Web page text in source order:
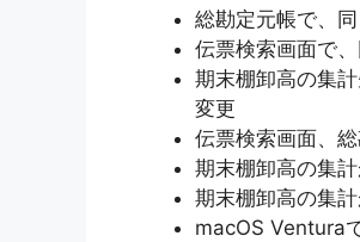
総勘定元帳で、
伝票検索画面で
期末棚卸高の集
変更
伝票検索画面、
期末棚卸高の集
期末棚卸高の集
macOS Ventura